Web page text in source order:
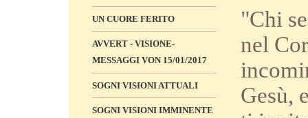
UN CUORE FERITO
AVVERT - VISIONE-
MESSAGGI VON 15/01/2017
SOGNI VISIONI ATTUALI
SOGNI VISIONI IMMINENTE
"Chi
nel
Gesù,